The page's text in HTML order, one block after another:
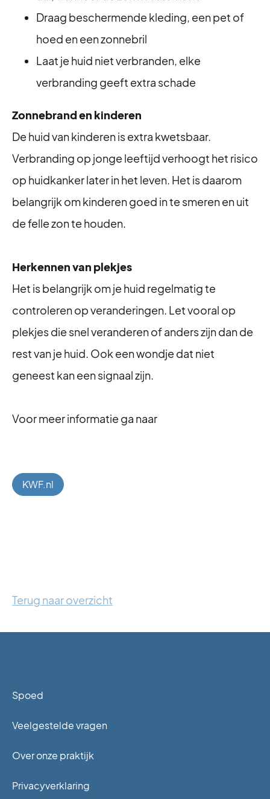
Draag beschermende kleding, een pet of
hoed en een zonnebril
Laat je huid niet verbranden, elke
verbranding geeft extra schade
Zonnebrand en kinderen
De huid van kinderen is extra kwetsbaar.
Verbranding op jonge leeftijd verhoogt het risico
op huidkanker later in het leven. Het is daarom
belangrijk om kinderen goed in te smeren en uit
de felle zon te houden.
Herkennen van plekjes
Het is belangrijk om je huid regelmatig te
controleren op veranderingen. Let vooral op
plekjes die snel veranderen of anders zijn dan de
rest van je huid. Ook een wondje dat niet
geneest kan een signaal zijn.
Voor meer informatie ga naar
KWF.nl
Terug naar overzicht
Spoed
Veelgestelde vragen
Over onze praktijk
Privacyverklaring